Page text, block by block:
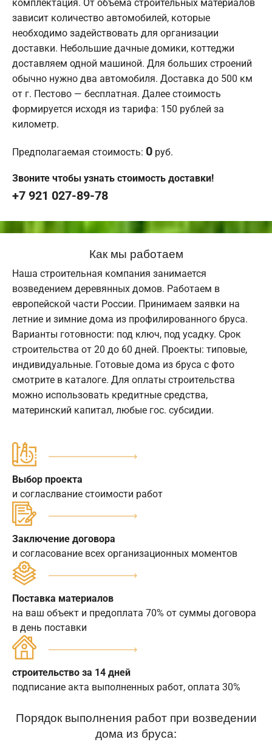
комплектация. От объема строительных материалов
зависит количество автомобилей, которые
необходимо задействовать для организации
доставки. Небольшие дачные домики, коттеджи
доставляем одной машиной. Для больших строений
обычно нужно два автомобиля. Доставка до 500 км
от г. Пестово — бесплатная. Далее стоимость
формируется исходя из тарифа: 150 рублей за
километр.
Предполагаемая стоимость: 0 руб.
Звоните чтобы узнать стоимость доставки!
+7 921 027-89-78
Как мы работаем
Наша строительная компания занимается
возведением деревянных домов. Работаем в
европейской части России. Принимаем заявки на
летние и зимние дома из профилированного бруса.
Варианты готовности: под ключ, под усадку. Срок
строительства от 20 до 60 дней. Проекты: типовые,
индивидуальные. Готовые дома из бруса с фото
смотрите в каталоге. Для оплаты строительства
можно использовать кредитные средства,
материнский капитал, любые гос. субсидии.
Выбор проекта
и согласлвание стоимости работ
Заключение договора
и согласование всех организационных моментов
Поставка материалов
на ваш объект и предоплата 70% от суммы договора
в день поставки
строительство за 14 дней
подписание акта выполненных работ, оплата 30%
Порядок выполнения работ при возведении
дома из бруса: